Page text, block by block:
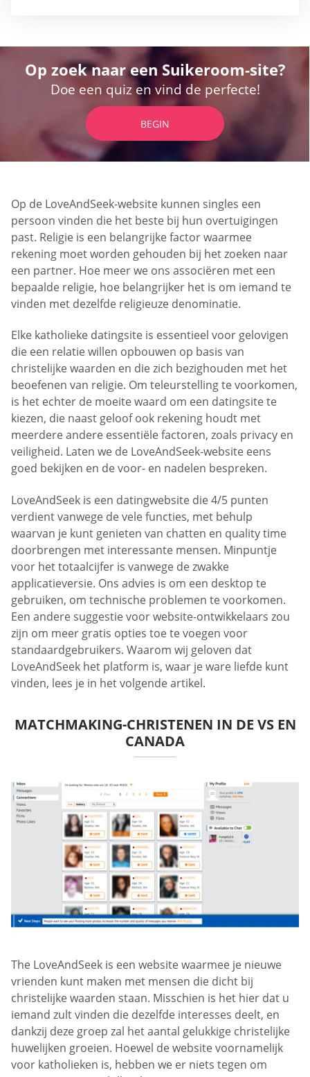
Op zoek naar een Suikeroom-site?
Doe een quiz en vind de perfecte!
BEGIN
Op de LoveAndSeek-website kunnen singles een
persoon vinden die het beste bij hun overtuigingen
past. Religie is een belangrijke factor waarmee
rekening moet worden gehouden bij het zoeken naar
een partner. Hoe meer we ons associëren met een
bepaalde religie, hoe belangrijker het is om iemand te
vinden met dezelfde religieuze denominatie.
Elke katholieke datingsite is essentieel voor gelovigen
die een relatie willen opbouwen op basis van
christelijke waarden en die zich bezighouden met het
beoefenen van religie. Om teleurstelling te voorkomen,
is het echter de moeite waard om een datingsite te
kiezen, die naast geloof ook rekening houdt met
meerdere andere essentiële factoren, zoals privacy en
veiligheid. Laten we de LoveAndSeek-website eens
goed bekijken en de voor- en nadelen bespreken.
LoveAndSeek is een datingwebsite die 4/5 punten
verdient vanwege de vele functies, met behulp
waarvan je kunt genieten van chatten en quality time
doorbrengen met interessante mensen. Minpuntje
voor het totaalcijfer is vanwege de zwakke
applicatieversie. Ons advies is om een desktop te
gebruiken, om technische problemen te voorkomen.
Een andere suggestie voor website-ontwikkelaars zou
zijn om meer gratis opties toe te voegen voor
standaardgebruikers. Waarom wij geloven dat
LoveAndSeek het platform is, waar je ware liefde kunt
vinden, lees je in het volgende artikel.
MATCHMAKING-CHRISTENEN IN DE VS EN
CANADA
The LoveAndSeek is een website waarmee je nieuwe
vrienden kunt maken met mensen die dicht bij
christelijke waarden staan. Misschien is het hier dat u
iemand zult vinden die dezelfde interesses deelt, en
dankzij deze groep zal het aantal gelukkige christelijke
huwelijken groeien. Hoewel de website voornamelijk
voor katholieken is, hebben we er niets tegen om